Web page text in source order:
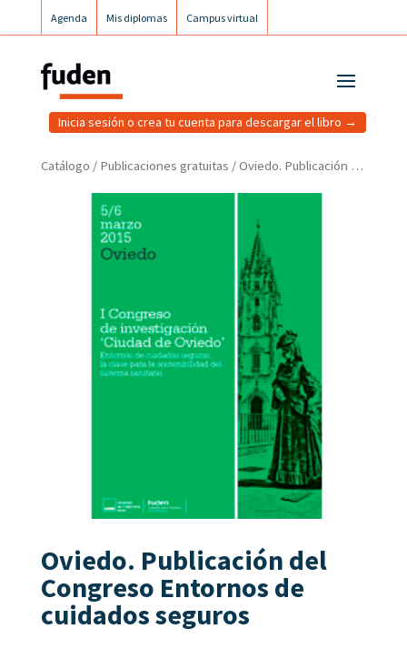
Agenda Mis diplomas Campus virtual
Catálogo / Publicaciones gratuitas / Oviedo. Publicación del Congreso Entornos de cuidados seguros
Inicia sesión o crea tu cuenta para descargar el libro →
Oviedo. Publicación del
Congreso Entornos de
cuidados seguros